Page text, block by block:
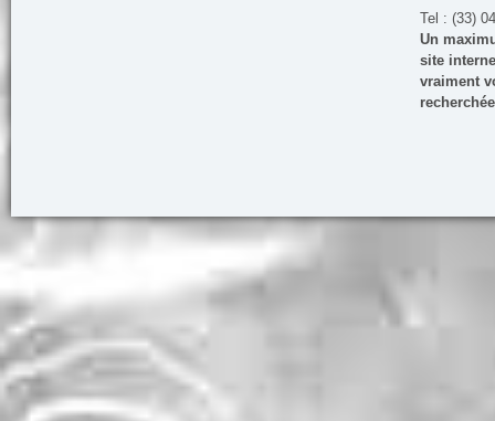
Tel : (33)
Un
site
vraiment